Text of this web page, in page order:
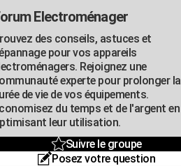
Electroménager
des conseils, astuces et
pour vos appareils
Rejoignez une
experte pour prolonger la
de vie de vos équipements.
du temps et de l'argent en
leur utilisation.
Suivre le groupe
Posez votre question